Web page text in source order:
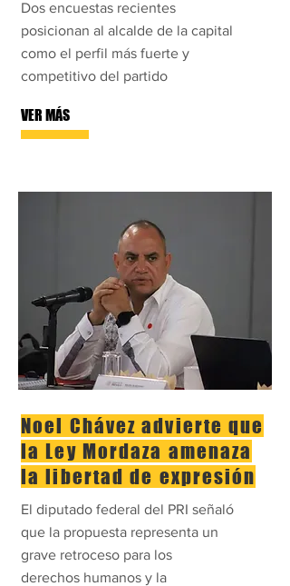
Dos encuestas recientes
posicionan al alcalde de la capital
como el perfil más fuerte y
competitivo del partido
VER MÁS
Noel Chávez advierte que
la Ley Mordaza amenaza
la libertad de expresión
El diputado federal del PRI señaló
que la propuesta representa un
grave retroceso para los
derechos humanos y la